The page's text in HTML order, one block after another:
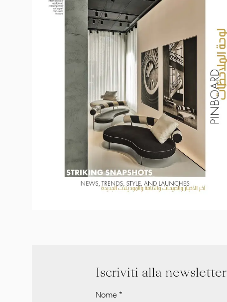
Iscriviti alla newsletter
Nome *